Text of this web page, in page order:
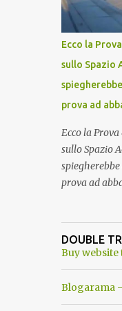
del Capo, era
andava bene
Ambiente"!
Ecco la
sullo Spazio
prova ad
Ecco la
sullo Spazio
prova ad
alcuna
aereo NATO
ancora una
DOUBLE
Buy
Blogarama